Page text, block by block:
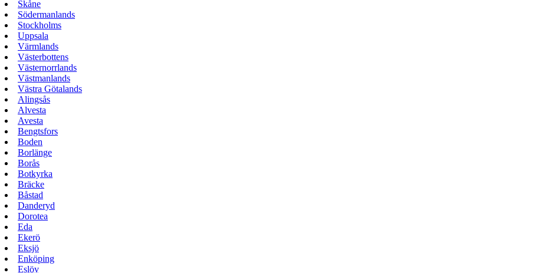
Skåne
Södermanlands
Stockholms
Uppsala
Värmlands
Västerbottens
Västernorrlands
Västmanlands
Västra Götalands
Alingsås
Alvesta
Avesta
Bengtsfors
Boden
Borlänge
Borås
Botkyrka
Bräcke
Båstad
Danderyd
Dorotea
Eda
Ekerö
Eksjö
Enköping
Eslöv